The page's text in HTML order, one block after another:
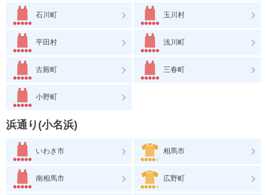
石川町 玉川村
平田村 浅川町
古殿町 三春町
小野町
浜通り(小名浜)
いわき市 相馬市
南相馬市 広野町